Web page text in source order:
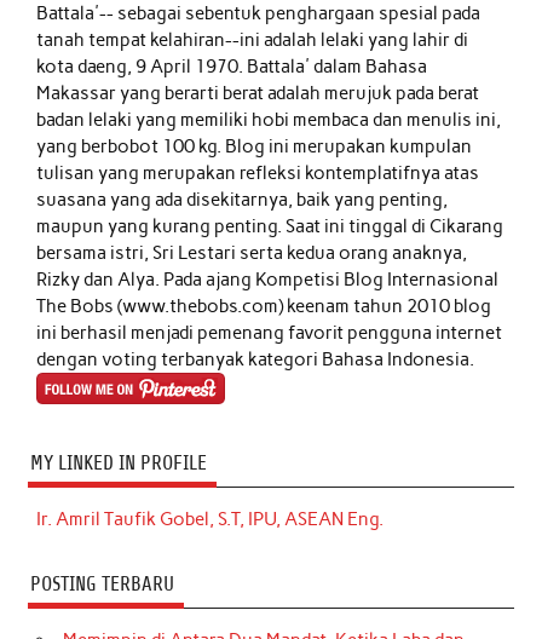
Battala'-- sebagai sebentuk penghargaan spesial pada
tanah tempat kelahiran--ini adalah lelaki yang lahir di
kota daeng, 9 April 1970. Battala' dalam Bahasa
Makassar yang berarti berat adalah merujuk pada berat
badan lelaki yang memiliki hobi membaca dan menulis ini,
yang berbobot 100 kg. Blog ini merupakan kumpulan
tulisan yang merupakan refleksi kontemplatifnya atas
suasana yang ada disekitarnya, baik yang penting,
maupun yang kurang penting. Saat ini tinggal di Cikarang
bersama istri, Sri Lestari serta kedua orang anaknya,
Rizky dan Alya. Pada ajang Kompetisi Blog Internasional
The Bobs (www.thebobs.com) keenam tahun 2010 blog
ini berhasil menjadi pemenang favorit pengguna internet
dengan voting terbanyak kategori Bahasa Indonesia.
MY LINKED IN PROFILE
Ir. Amril Taufik Gobel, S.T, IPU, ASEAN Eng.
POSTING TERBARU